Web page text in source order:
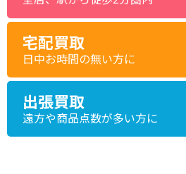
宅配買取
日中お時間の無い方に
出張買取
遠方や商品点数が多い方に